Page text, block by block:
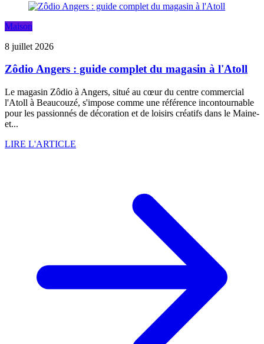
Maison
8 juillet 2026
Zôdio Angers : guide complet du magasin à l'Atoll
Le magasin Zôdio à Angers, situé au cœur du centre commercial
l'Atoll à Beaucouzé, s'impose comme une référence incontournable
pour les passionnés de décoration et de loisirs créatifs dans le Maine-
et...
LIRE L'ARTICLE